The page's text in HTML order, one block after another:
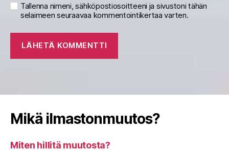
Tallenna nimeni, sähköpostiosoitteeni ja sivustoni tähän
selaimeen seuraavaa kommentointikertaa varten.
Mikä ilmastonmuutos?
Miten hillitä muutosta?